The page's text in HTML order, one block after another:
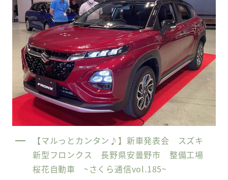
【マルっとカンタン♪】新車発表会 スズキ
新型フロンクス 長野県安曇野市 整備工場
桜花自動車 ~さくら通信vol.185~